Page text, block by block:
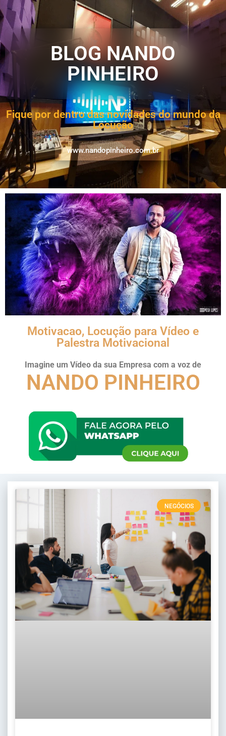
BLOG NANDO
PINHEIRO
Fique por dentro das novidades do mundo da
Locução
www.nandopinheiro.com.br
Motivacao, Locução para Vídeo e
Palestra Motivacional
Imagine um Vídeo da sua Empresa com a voz de
NANDO PINHEIRO
NEGÓCIOS